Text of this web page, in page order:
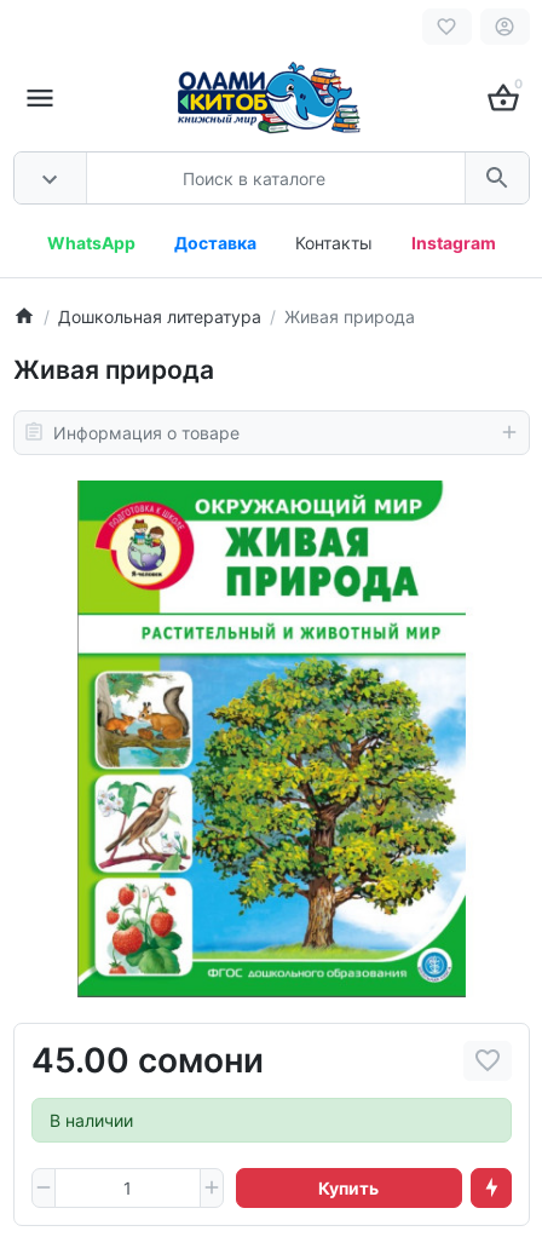
0
WhatsApp Доставка Контакты Instagram
Дошкольная литература Живая природа
Живая природа
Информация о товаре
45.00 сомони
В наличии
Купить